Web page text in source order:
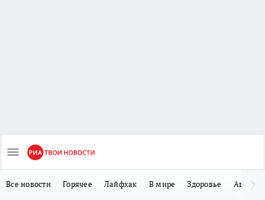
Все новости Горячее Лайфхак В мире Здоровье Авто